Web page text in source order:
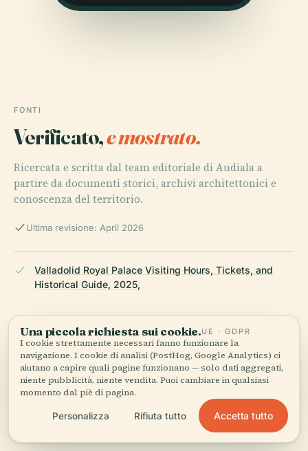
FONTI
Verificato,e mostrato.
Ricercata e scritta dal team editoriale di Audiala a
partire da documenti storici, archivi architettonici e
conoscenza del territorio.
Ultima revisione: April 2026
Valladolid Royal Palace Visiting Hours, Tickets, and
Historical Guide, 2025,
Valladolid Royal Palace: Visiting Hours, Tickets, and
Historical Insights, 2025,
Valladolid Royal Palace: History, Visiting Hours, Tickets,
and Must-Know Travel Tips, 2025,
Una piccola richiesta sui cookie.UE · GDPR
I cookie strettamente necessari fanno funzionare la
navigazione. I cookie di analisi (PostHog, Google Analytics) ci
aiutano a capire quali pagine funzionano — solo dati aggregati,
niente pubblicità, niente vendita. Puoi cambiare in qualsiasi
momento dal piè di pagina.
Personalizza Rifiuta tutto Accetta tutto